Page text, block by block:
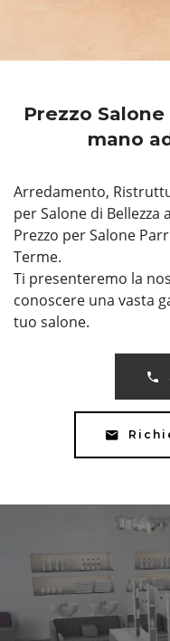
Prezzo
mano
Arredamento,
per Salone di Bellezza
Prezzo per Salone
Terme.
Ti presenteremo la
conoscere una vasta
tuo salone.